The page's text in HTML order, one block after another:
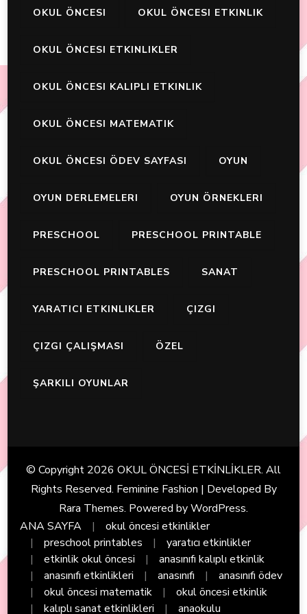
OKUL ÖNCESI OKUL ÖNCESI ETKINLIK
OKUL ÖNCESI ETKINLIKLER
OKUL ÖNCESI KALIPLI ETKINLIK
OKUL ÖNCESI MATEMATIK
OKUL ÖNCESI ÖDEV SAYFASI OYUN
OYUN DERLEMELERI OYUN ÖRNEKLERI
PRESCHOOL PRESCHOOL PRINTABLE
PRESCHOOL PRINTABLES SANAT
YARATICI ETKINLIKLER ÇIZGI
ÇIZGI ÇALIŞMASI ÖZEL
ŞARKILI OYUNLAR
© Copyright 2026 OKUL ÖNCESİ ETKİNLİKLER. All
Rights Reserved. Feminine Fashion | Developed By
Rara Themes. Powered byWordPress.
ANA SAYFA
okul öncesi etkinlikler
preschool printables
yaratıcı etkinlikler
etkinlik okul öncesi
anasınıfı kalıplı etkinlik
anasınıfı etkinlikleri
anasınıfı
anasınıfı ödev
okul öncesi matematik
okul öncesi etkinlik
kalıplı sanat etkinlikleri
anaokulu